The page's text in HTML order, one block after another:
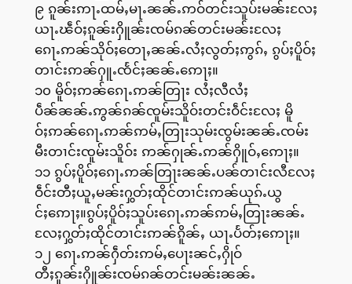
၉ ၵူၼ်းဢႃႉထမ်ႇမႃႉၼၼ်ႉဢဝ်တင်းသူပ်းမၼ်းလႄႈ
ယႃႉၽဵဝ်ႈၵူၼ်းႁိူၼ်းၸမ်ၵၼ်တင်းမၼ်းလႄႈ
ၵေႃႉဢၼ်သိုဝ်ႈတေႃႇၼၼ်ႉလႆႈလွတ်ႈဢွၵ်ႇ ၵွပ်ႈပိူဝ်ႈ
တၢင်းဢၼ်ႁူႉၸႅင်ႈၼၼ်ႉဢေႃႈ။
၁၀ မိူဝ်ႈဢၼ်ၵေႃႉဢၼ်တြႃး လႆႈလီလႆႈ
ပဵၼ်ၼၼ်ႉဢွၼ်ၵၼ်ၸူမ်းသိူဝ်းတင်းဝဵင်းလႄႈ မိူ
ဝ်ႈဢၼ်ၵေႃႉဢၼ်ဢမ်ႇတြႃးသုမ်းၸွမ်းၼၼ်ႉၸမ်း
မီးတၢင်းၸူမ်းသိူဝ်း ဢၼ်ႁုၼ်ႉဢၼ်ႁိူဝ်ႇဢေႃႈ။
၁၁ ၵွပ်ႈပိူဝ်ႈၵေႃႉဢၼ်တြႃးၼၼ်ႉပၼ်တၢင်းလီလႄႈ
ဝဵင်းတီႈယူႇမၼ်းႁွတ်ႈထိုင်တၢင်းဢၼ်ယုၵ်ႉယွ
င်ႈဢေႃႈ။ၵွပ်ႈပိူဝ်ႈသူပ်းၵေႃႉဢၼ်ဢမ်ႇတြႃးၼၼ်ႉ
လႄႈႁွတ်ႈထိုင်တၢင်းဢၼ်ၵိူၼ်ႇ ယႃႉပႅတ်ႈဢေႃႈ။
၁၂ ၵေႃႉဢၼ်ႁဵတ်းဢမ်ႇပေႃးၼင်ႇႁိုဝ်
တီႈၵူၼ်းႁိူၼ်းၸမ်ၵၼ်တင်းမၼ်းၼၼ်ႉ